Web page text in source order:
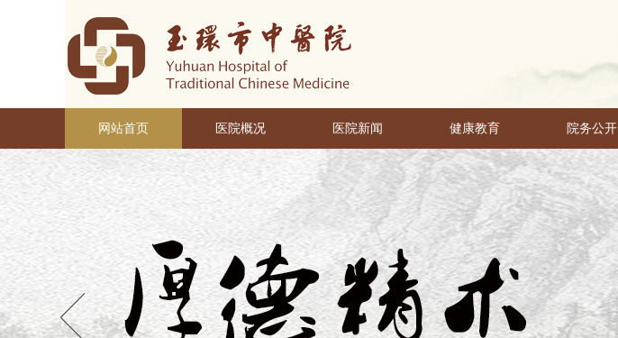
网站首页 医院概况 医院新闻 健康教育 院务公开